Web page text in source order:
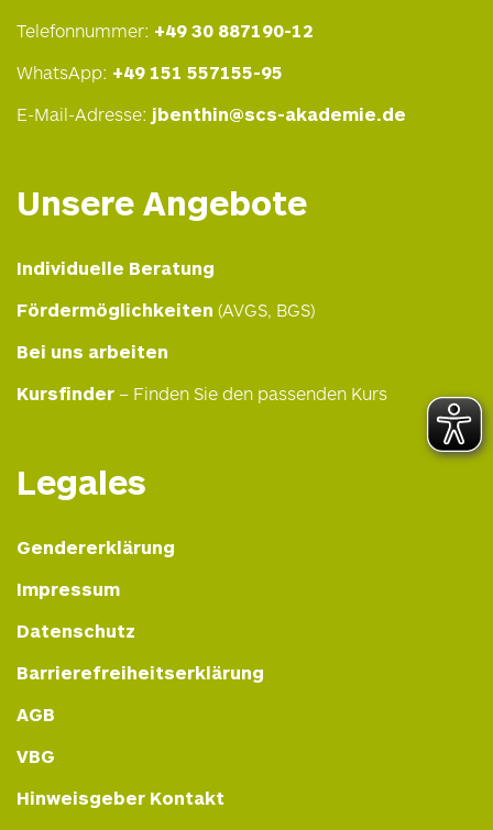
Telefonnummer: +49 30 887190-12
WhatsApp: +49 151 557155-95
E-Mail-Adresse: jbenthin@scs-akademie.de
Unsere Angebote
Individuelle Beratung
Fördermöglichkeiten (AVGS, BGS)
Bei uns arbeiten
Kursfinder – Finden Sie den passenden Kurs
Legales
Gendererklärung
Impressum
Datenschutz
Barrierefreiheitserklärung
AGB
VBG
Hinweisgeber Kontakt